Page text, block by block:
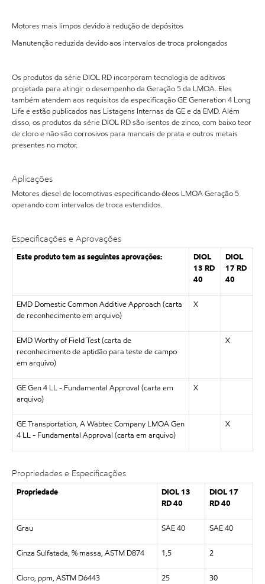
Motores mais limpos devido à redução de depósitos
Manutenção reduzida devido aos intervalos de troca prolongados
Os produtos da série DIOL RD incorporam tecnologia de aditivos
projetada para atingir o desempenho da Geração 5 da LMOA. Eles
também atendem aos requisitos da especificação GE Generation 4 Long
Life e estão publicados nas Listagens Internas da GE e da EMD. Além
disso, os produtos da série DIOL RD são isentos de zinco, com baixo teor
de cloro e não são corrosivos para mancais de prata e outros metais
presentes no motor.
Aplicações
Motores diesel de locomotivas especificando óleos LMOA Geração 5
operando com intervalos de troca estendidos.
Especificações e Aprovações
Este produto tem as seguintes aprovações:
DIOL
13 RD
40
DIOL
17 RD
40
EMD Domestic Common Additive Approach (carta
de reconhecimento em arquivo)
X
EMD Worthy of Field Test (carta de
reconhecimento de aptidão para teste de campo
em arquivo)
X
GE Gen 4 LL - Fundamental Approval (carta em
arquivo)
X
GE Transportation, A Wabtec Company LMOA Gen
4 LL - Fundamental Approval (carta em arquivo)
X
Propriedades e Especificações
Propriedade
DIOL 13
RD 40
DIOL 17
RD 40
Grau SAE 40 SAE 40
Cinza Sulfatada, % massa, ASTM D874 1,5 2
Cloro, ppm, ASTM D6443 25 30